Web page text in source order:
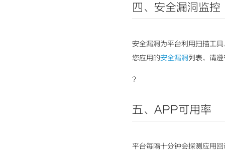
四、安全漏洞监控
安全漏洞为平台利用扫描工
您应用的安全漏洞列表，请
?
五、APP可用率
平台每隔十分钟会探测应用